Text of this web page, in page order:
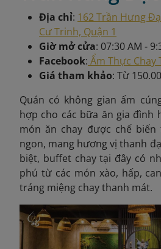
Địa chỉ: 162 Trần Hưng
Cư Trinh, Quận 1
Giờ mở cửa: 07:30 AM -
Facebook: Ẩm Thực Chay
Giá tham khảo: Từ
Quán có không gian ấm
hợp cho các bữa ăn gia đình
món ăn chay được chế
ngon, mang hương vị thanh
biệt, buffet chay tại đây có
phú từ các món xào, hấp,
tráng miệng chay thanh mát.